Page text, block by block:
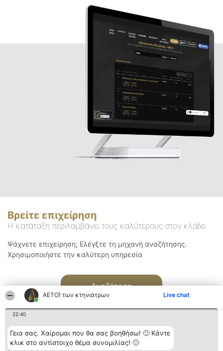
ΑΕΤΟΊ των κτηνιάτρων Live chat
22:40
Γεια σας. Χαίρομαι που θα σας βοηθήσω! 🙂 Κάντε
κλικ στο αντίστοιχο θέμα συνομιλίας! 🙂
Βρείτε επιχείρηση
Η κατάταξη περιλαμβάνει τους καλύτερους στον κλάδο
Ψάχνετε επιχείρηση; Ελέγξτε τη μηχανή αναζήτησης.
Χρησιμοποιήστε την καλύτερη υπηρεσία
Αναζήτηση